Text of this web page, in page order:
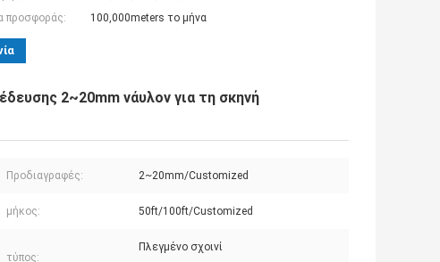
προσφοράς:
100,000meters το μήνα
2~20mm νάυλον για τη σκηνή
Προδιαγραφές: 2~20mm/Customized
μήκος: 50ft/100ft/Customized
τύπος:
Πλεγμένο σχοινί